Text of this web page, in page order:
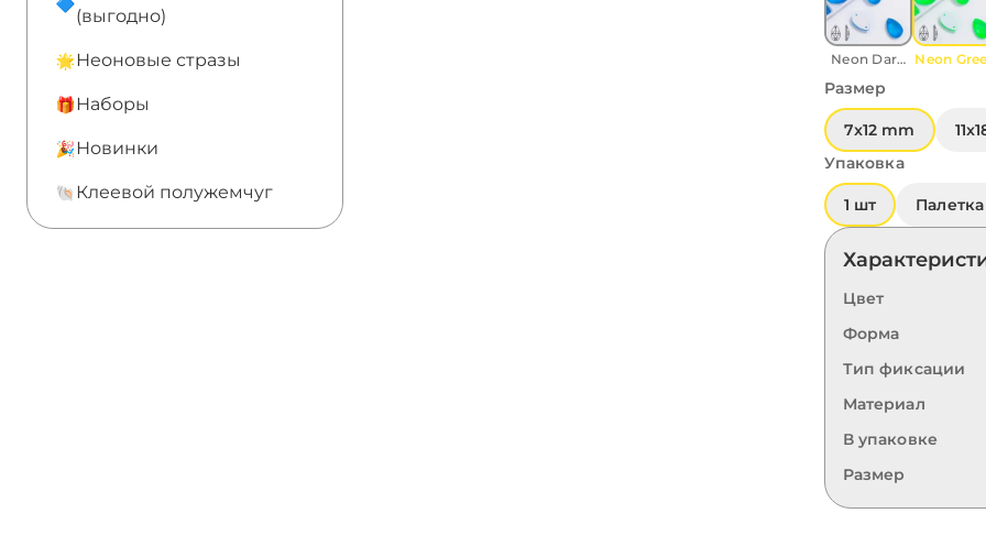
(выгодно)
Неоновые стразы
Наборы
Новинки
Клеевой полужемчуг
Neon Dark
Neon
Размер
7x12 mm
Упаковка
1 шт
Цвет
Форма
Тип фиксации
Материал
В упаковке
Размер